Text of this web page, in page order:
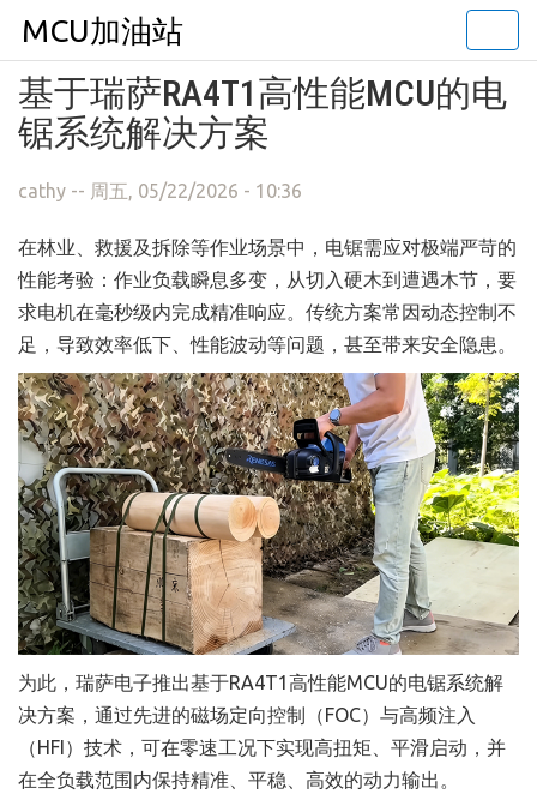
跳转到主要内容
MCU加油站
基于瑞萨RA4T1高性能MCU的电
锯系统解决方案
cathy -- 周五, 05/22/2026 - 10:36
在林业、救援及拆除等作业场景中，电锯需应对极端严苛的
性能考验：作业负载瞬息多变，从切入硬木到遭遇木节，要
求电机在毫秒级内完成精准响应。传统方案常因动态控制不
足，导致效率低下、性能波动等问题，甚至带来安全隐患。
为此，瑞萨电子推出基于RA4T1高性能MCU的电锯系统解
决方案，通过先进的磁场定向控制（FOC）与高频注入
（HFI）技术，可在零速工况下实现高扭矩、平滑启动，并
在全负载范围内保持精准、平稳、高效的动力输出。